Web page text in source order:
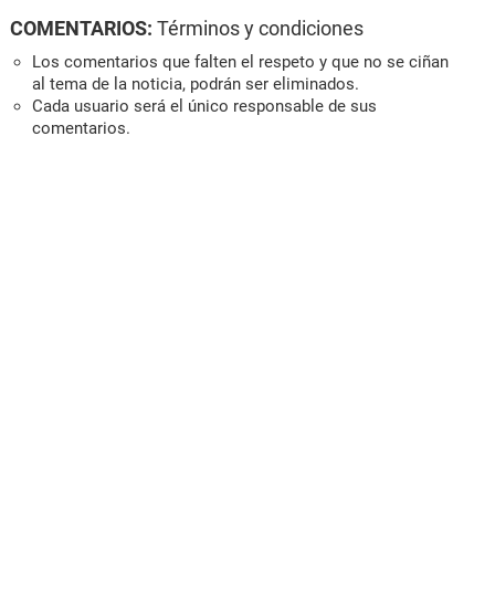
COMENTARIOS: Términos y condiciones
Los comentarios que falten el respeto y que no se ciñan
al tema de la noticia, podrán ser eliminados.
Cada usuario será el único responsable de sus
comentarios.